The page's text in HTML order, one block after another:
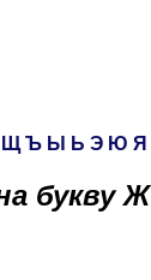
Щ Ъ Ы Ь Э Ю Я
букву Ж